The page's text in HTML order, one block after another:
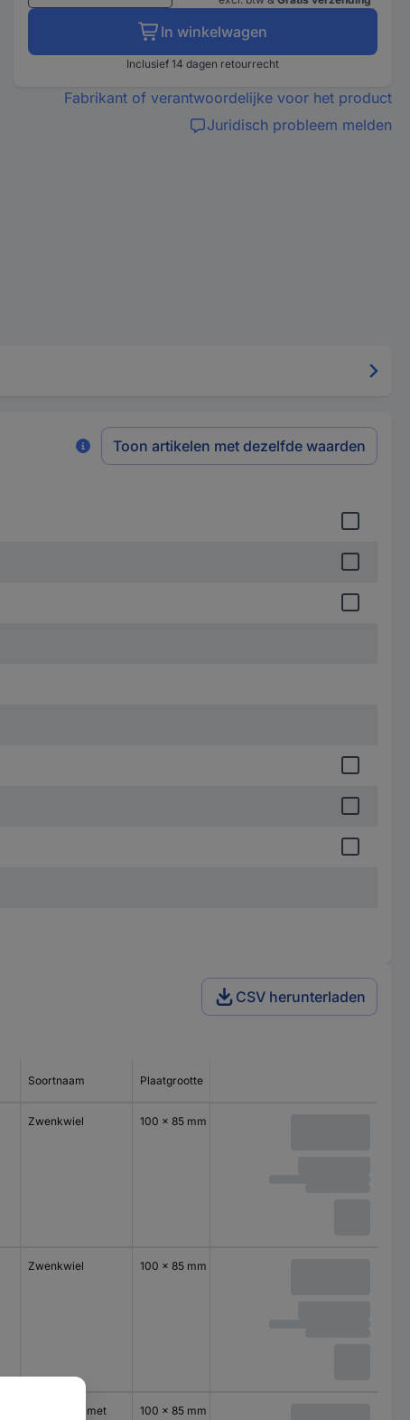
In winkelwagen
Inclusief 14 dagen retourrecht
Fabrikant of verantwoordelijke voor het product
Juridisch probleem melden
Toon artikelen met dezelfde waarden
CSV herunterladen
Soortnaam Plaatgrootte
Zwenkwiel 100 x 85 mm
Zwenkwiel 100 x 85 mm
Zwenkwiel met
100 x 85 mm